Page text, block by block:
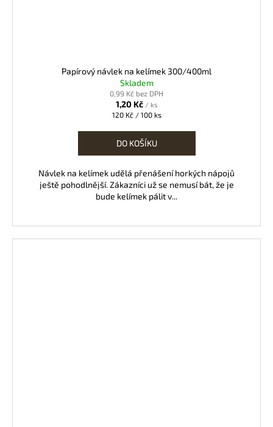
Papírový návlek na kelímek 300/400ml
Skladem
0,99 Kč bez DPH
1,20 Kč / ks
Měrná
120 Kč / 100 ks
DO KOŠÍKU
Návlek na kelímek udělá přenášení horkých nápojů
ještě pohodlnější. Zákazníci už se nemusí bát, že je
bude kelímek pálit v...